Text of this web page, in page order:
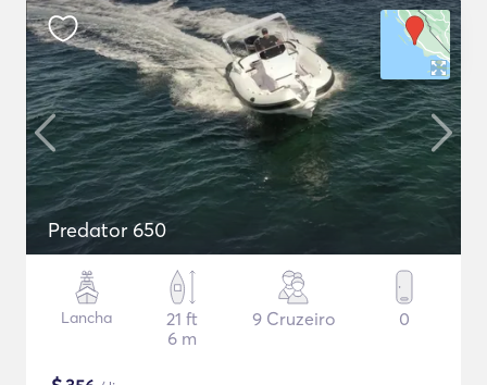
Predator 650
Lancha
21 ft
6 m
9 Cruzeiro 0